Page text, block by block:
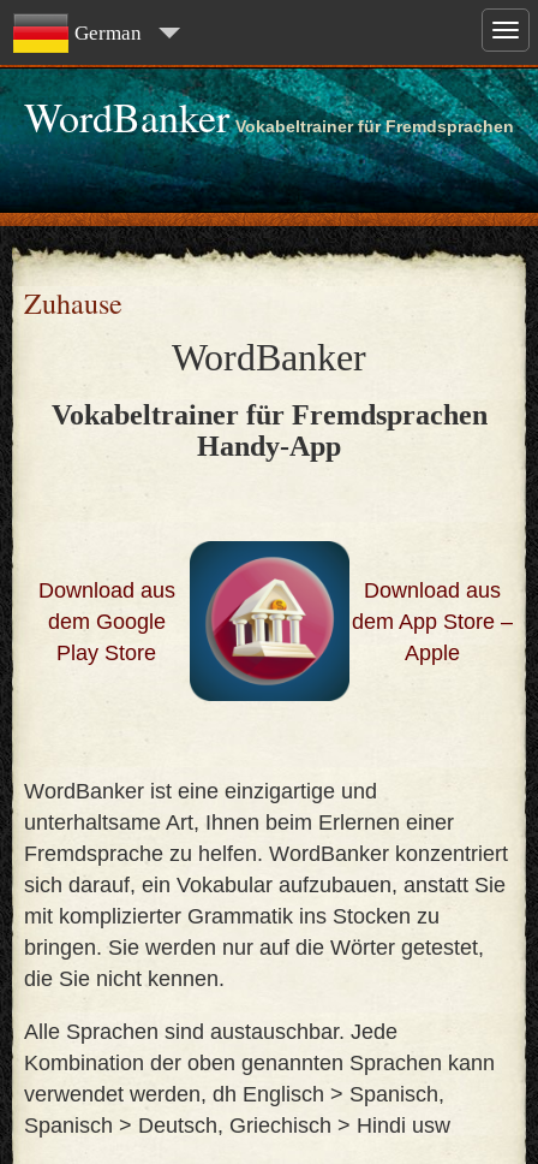
German
WordBanker Vokabeltrainer für Fremdsprachen
Zuhause
WordBanker
Vokabeltrainer für Fremdsprachen
Handy-App
Download aus
dem Google
Play Store
Download aus
dem App Store –
Apple
WordBanker ist eine einzigartige und
unterhaltsame Art, Ihnen beim Erlernen einer
Fremdsprache zu helfen. WordBanker konzentriert
sich darauf, ein Vokabular aufzubauen, anstatt Sie
mit komplizierter Grammatik ins Stocken zu
bringen. Sie werden nur auf die Wörter getestet,
die Sie nicht kennen.
Alle Sprachen sind austauschbar. Jede
Kombination der oben genannten Sprachen kann
verwendet werden, dh Englisch > Spanisch,
Spanisch > Deutsch, Griechisch > Hindi usw